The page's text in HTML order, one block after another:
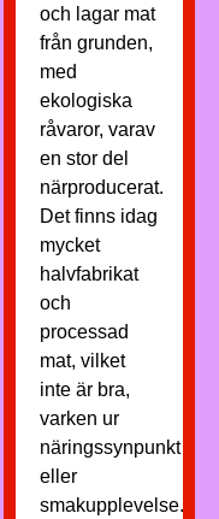
och lagar mat
från grunden,
med
ekologiska
råvaror, varav
en stor del
närproducerat.
Det finns idag
mycket
halvfabrikat
och
processad
mat, vilket
inte är bra,
varken ur
näringssynpunkt
eller
smakupplevelse.